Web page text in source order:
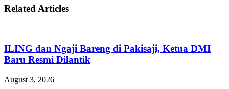
Related Articles
ILING dan Ngaji Bareng di Pakisaji, Ketua DMI
Baru Resmi Dilantik
August 3, 2026